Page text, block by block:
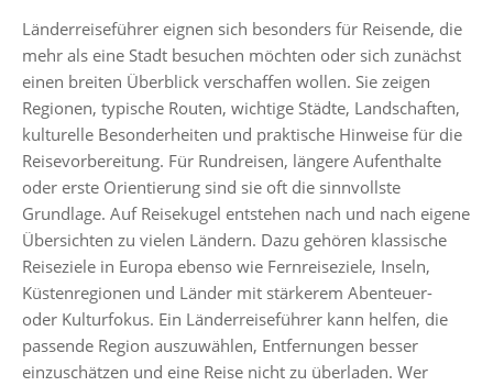
Länderreiseführer eignen sich besonders für Reisende, die
mehr als eine Stadt besuchen möchten oder sich zunächst
einen breiten Überblick verschaffen wollen. Sie zeigen
Regionen, typische Routen, wichtige Städte, Landschaften,
kulturelle Besonderheiten und praktische Hinweise für die
Reisevorbereitung. Für Rundreisen, längere Aufenthalte
oder erste Orientierung sind sie oft die sinnvollste
Grundlage. Auf Reisekugel entstehen nach und nach eigene
Übersichten zu vielen Ländern. Dazu gehören klassische
Reiseziele in Europa ebenso wie Fernreiseziele, Inseln,
Küstenregionen und Länder mit stärkerem Abenteuer-
oder Kulturfokus. Ein Länderreiseführer kann helfen, die
passende Region auszuwählen, Entfernungen besser
einzuschätzen und eine Reise nicht zu überladen. Wer